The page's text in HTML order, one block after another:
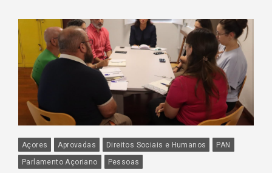
Açores Aprovadas Direitos Sociais e Humanos
PAN
Parlamento Açoriano
Pessoas